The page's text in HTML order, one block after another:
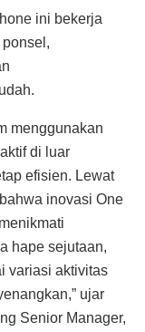
ini bekerja
menggunakan
di luar
efisien. Lewat
inovasi One
hape sejutaan,
variasi aktivitas
ujar
Senior Manager,